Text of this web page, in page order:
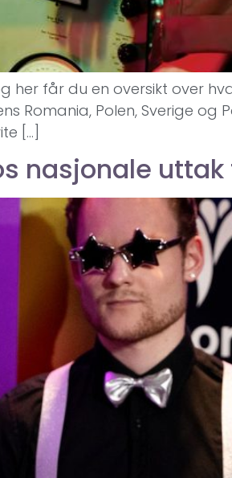
får du en oversikt over
Romania, Polen, Sverige og
[…]
nasjonale uttak